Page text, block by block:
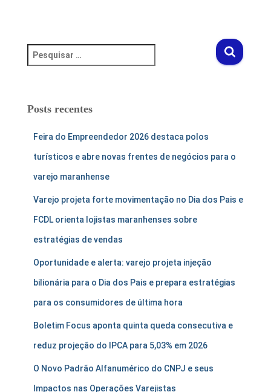
Posts recentes
Feira do Empreendedor 2026 destaca polos
turísticos e abre novas frentes de negócios para o
varejo maranhense
Varejo projeta forte movimentação no Dia dos Pais e
FCDL orienta lojistas maranhenses sobre
estratégias de vendas
Oportunidade e alerta: varejo projeta injeção
bilionária para o Dia dos Pais e prepara estratégias
para os consumidores de última hora
Boletim Focus aponta quinta queda consecutiva e
reduz projeção do IPCA para 5,03% em 2026
O Novo Padrão Alfanumérico do CNPJ e seus
Impactos nas Operações Varejistas